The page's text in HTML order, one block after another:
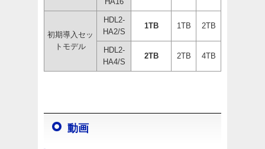
初期導入セッ
トモデル
HDL2-
HA2/S
1TB 1TB 2TB
HDL2-
HA4/S
2TB 2TB 4TB
動画